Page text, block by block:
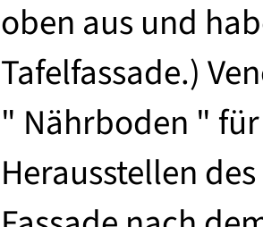
oben aus und
Tafelfassade.)
" Nährboden "
Herausstellen